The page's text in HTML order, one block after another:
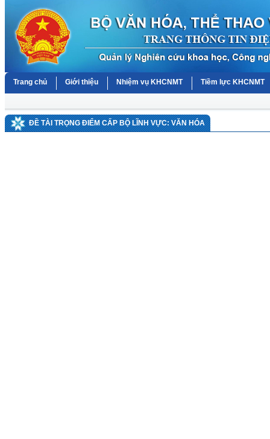
Trang chủ Giới thiệu Nhiệm vụ KHCNMT Tiềm lực KHCNMT
ĐỀ TÀI TRỌNG ĐIỂM CẤP BỘ LĨNH VỰC: VĂN HÓA